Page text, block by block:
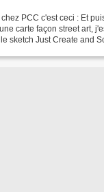
PCC c'est ceci : Et
carte façon street art,
sketch Just Create and